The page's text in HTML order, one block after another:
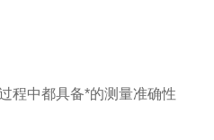
程中都具备*的测量准确性